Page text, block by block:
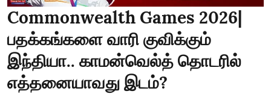
Commonwealth Games 2026|
பதக்கங்களை வாரி குவிக்கும்
இந்தியா.. காமன்வெல்த் தொடரில்
எத்தனையாவது இடம்?